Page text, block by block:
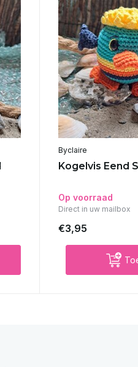
Byclaire
Kogelvis Eend
Op voorraad
Direct in uw mailbox
€3,95